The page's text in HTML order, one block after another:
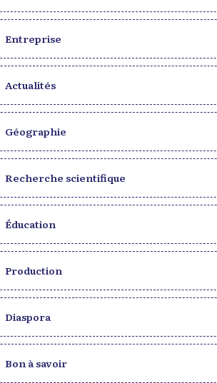
du
Origine, histoire et
signification
Entreprise
Actualités
Géographie
Recherche scientifique
Éducation
Production
Diaspora
Bon à savoir